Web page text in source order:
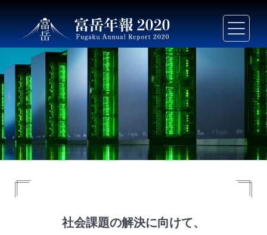
社会課題の解決に向けて、